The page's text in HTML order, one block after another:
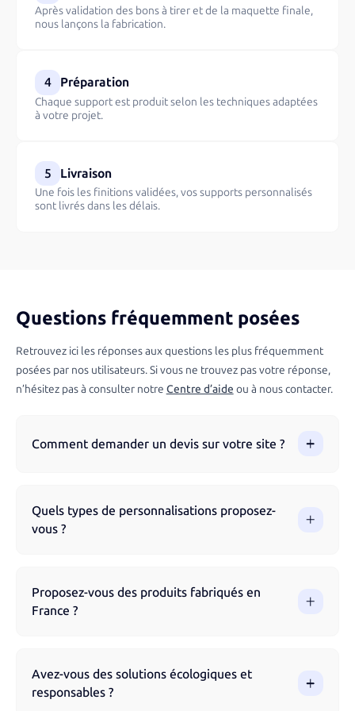
Après validation des bons à tirer et de la maquette finale,
nous lançons la fabrication.
4 Préparation
Chaque support est produit selon les techniques adaptées
à votre projet.
5 Livraison
Une fois les finitions validées, vos supports personnalisés
sont livrés dans les délais.
Questions fréquemment posées
Retrouvez ici les réponses aux questions les plus fréquemment
posées par nos utilisateurs. Si vous ne trouvez pas votre réponse,
n’hésitez pas à consulter notre Centre d’aide ou à nous contacter.
Comment demander un devis sur votre site ?
Notre équipe vous accompagne à chaque étape pour
garantir un résultat optimal.
Quels types de personnalisations proposez-
vous ?
gravure laser, flocage, impression UV et tampographie.
Chaque technique est adaptée au support choisi pour un
Proposez-vous des produits fabriqués en
France ?
l’économie locale. Nos articles Made in France respectent
des normes strictes et sont souvent labellisés pour assurer
Avez-vous des solutions écologiques et
responsables ?